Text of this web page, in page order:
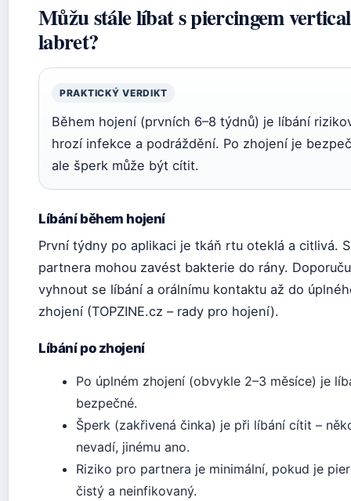
Můžu stále líbat s piercingem vertical
labret?
PRAKTICKÝ VERDIKT
Během hojení (prvních 6–8 týdnů) je líbání
hrozí infekce a podráždění. Po zhojení je
ale šperk může být cítit.
Líbání během hojení
První týdny po aplikaci je tkáň rtu oteklá a citlivá.
partnera mohou zavést bakterie do rány.
vyhnout se líbání a orálnímu kontaktu až do
zhojení (TOPZINE.cz – rady pro hojení).
Líbání po zhojení
Po úplném zhojení (obvykle 2–3 měsíce) je
bezpečné.
Šperk (zakřivená činka) je při líbání cítit –
nevadí, jinému ano.
Riziko pro partnera je minimální, pokud je
čistý a neinfikovaný.